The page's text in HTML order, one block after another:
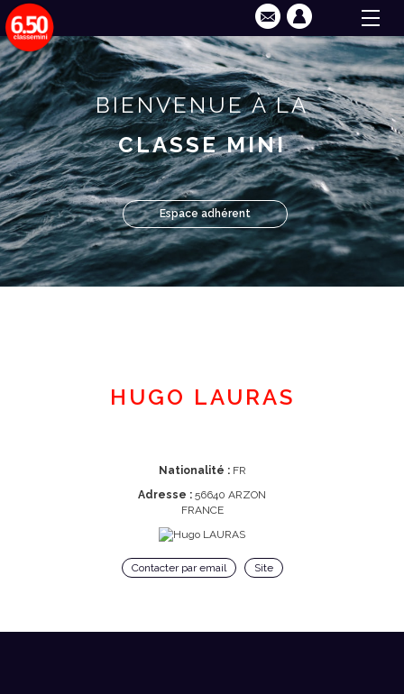
BIENVENUE À LA
CLASSE MINI
Espace adhérent
HUGO LAURAS
Nationalité :FR
Adresse : 56640 ARZON
FRANCE
Contacter par email Site